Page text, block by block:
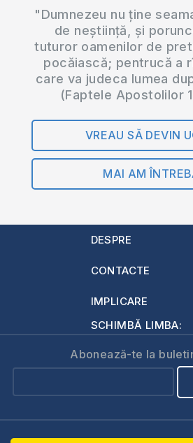
"Dumnezeu nu ține
de neștiință, și
tuturor oamenilor de
pocăiască; pentrucă a
care va judeca lumea
(Faptele Apostolilor
VREAU SĂ DEVIN
MAI AM
DESPRE
CONTACTE
IMPLICARE
SCHIMBĂ LIMBA:
Abonează-te la